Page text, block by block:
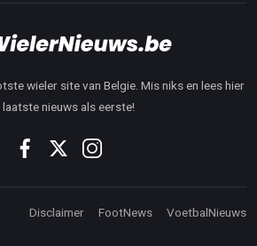
wieler site van Belgie. Mis niks en lees hier
laatste nieuws als eerste!
Disclaimer FootNews VoetbalNieuws